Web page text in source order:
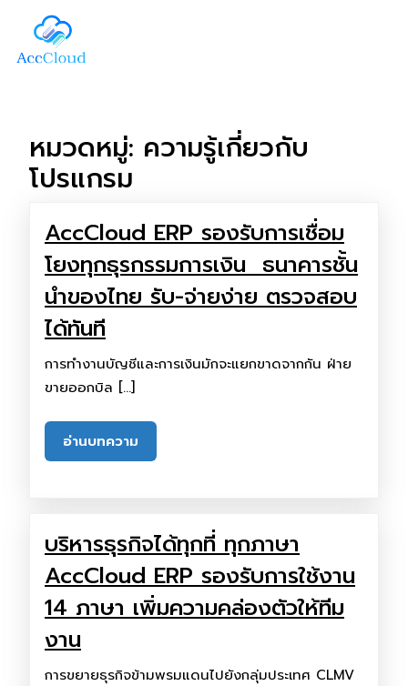
หมวดหมู่: ความรู้เกี่ยวกับ
โปรแกรม
AccCloud ERP รองรับการเชื่อม
โยงทุกธุรกรรมการเงิน ธนาคารชั้น
นำของไทย รับ-จ่ายง่าย ตรวจสอบ
ได้ทันที
การทำงานบัญชีและการเงินมักจะแยกขาดจากกัน ฝ่าย
ขายออกบิล […]
อ่านบทความ
บริหารธุรกิจได้ทุกที่ ทุกภาษา
AccCloud ERP รองรับการใช้งาน
14 ภาษา เพิ่มความคล่องตัวให้ทีม
งาน
การขยายธุรกิจข้ามพรมแดนไปยังกลุ่มประเทศ CLMV